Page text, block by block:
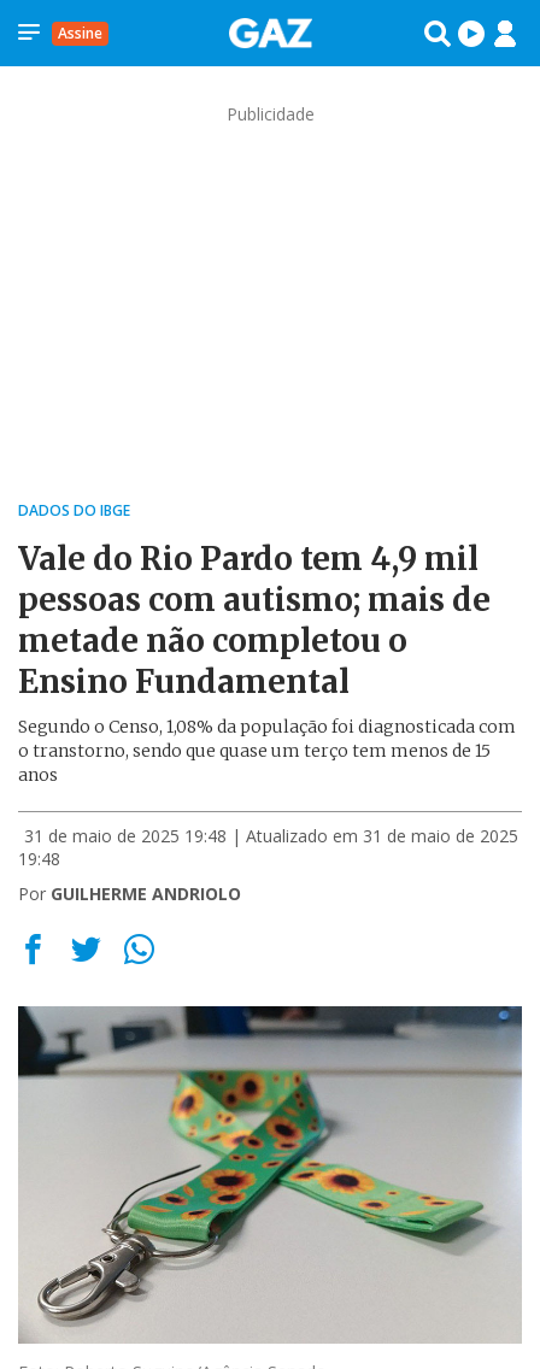
Assine
Publicidade
DADOS DO IBGE
Vale do Rio Pardo tem 4,9 mil
pessoas com autismo; mais de
metade não completou o
Ensino Fundamental
Segundo o Censo, 1,08% da população foi diagnosticada com
o transtorno, sendo que quase um terço tem menos de 15
anos
31 de maio de 2025 19:48 | Atualizado em 31 de maio de 2025
19:48
Por GUILHERME ANDRIOLO